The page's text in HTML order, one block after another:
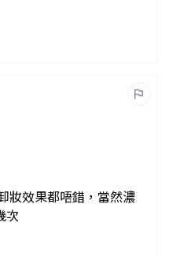
妝效果都唔錯，當然濃
次